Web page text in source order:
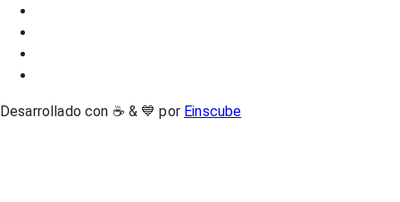
Desarrollado con ☕ & 💙 por Einscube